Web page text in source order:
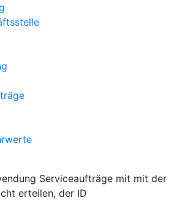
Serviceaufträge mit mit der
erteilen, der ID